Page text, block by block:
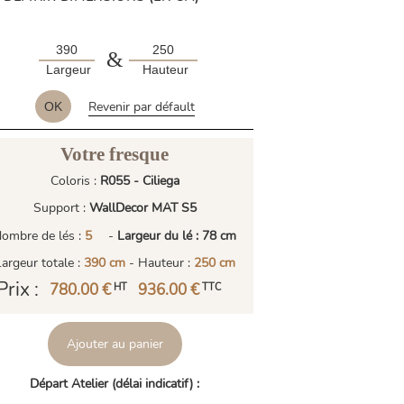
Largeur & Hauteur
OK Revenir par défault
Votre fresque
Coloris : R055 - Ciliega
Support : WallDecor MAT S5
de lés : 5 - Largeur du lé : 78 cm
totale : 390 cm- Hauteur : 250 cm
: 780.00 €HT 936.00 €TTC
Ajouter au panier
Départ Atelier (délai indicatif) :